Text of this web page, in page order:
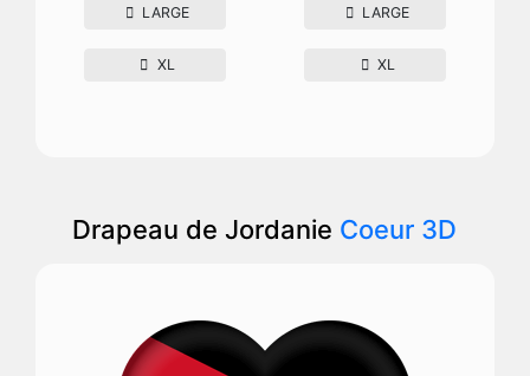
LARGE
XL
LARGE
XL
Drapeau de Jordanie Coeur 3D